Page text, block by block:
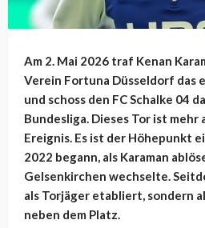
Am 2. Mai 2026 traf Kenan
Verein Fortuna Düsseldorf das
und schoss den FC Schalke 04
Bundesliga. Dieses Tor ist
Ereignis. Es ist der Höhepunkt
2022 begann, als Karaman
Gelsenkirchen wechselte.
als Torjäger etabliert, sondern
neben dem Platz.